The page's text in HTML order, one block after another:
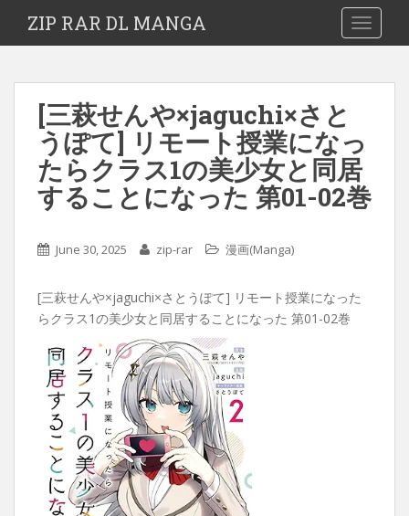
ZIP RAR DL MANGA
[三萩せんや×jaguchi×さと
うぽて] リモート授業になっ
たらクラス1の美少女と同居
することになった 第01-02巻
June 30, 2025 zip-rar 漫画(Manga)
[三萩せんや×jaguchi×さとうぽて] リモート授業になった
らクラス1の美少女と同居することになった 第01-02巻